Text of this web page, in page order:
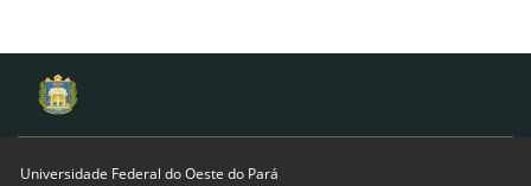
Universidade Federal do Oeste do Pará